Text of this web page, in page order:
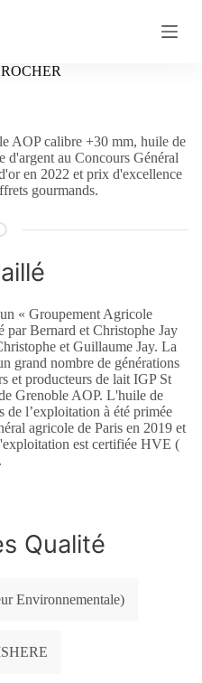
AOP calibre +30 mm, huile de
d'argent au Concours Général
en 2022 et prix d'excellence
gourmands.
« Groupement Agricole
par Bernard et Christophe Jay
et Guillaume Jay. La
grand nombre de générations
et producteurs de lait IGP St
Grenoble AOP. L'huile de
de l’exploitation à été primée
agricole de Paris en 2019 et
est certifiée HVE (
Qualité
Environnementale)